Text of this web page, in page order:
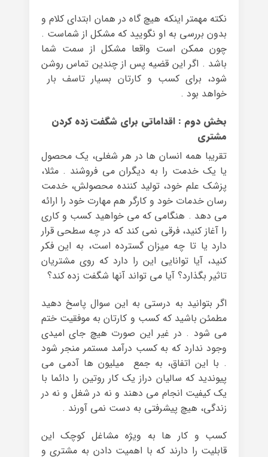
نکته مهمتر اینکه هیچ گاه در همان ابتدای کلام و
بدون بررسی به او نگویید که مشکل از شماست .
چون ممکن است واقعا مشکل از سمت شما
باشد . اگر این قضیه پس از چندین تماس روشن
شود، برای کسب و کارتان بسیار تاسف بار
خواهد بود .
بخش دوم : اقداماتی برای شگفت زده کردن
مشتری
تقریبا همه انسان ها در هر شغلی، یک محصول
یا یک خدمت را به دیگران می فروشند . مثلا،
پزشک علم خود، تولید کننده محصولش، خدمت
رسان خدمات خود و کارگر هم مهارت خود را ارائه
می دهد . هنگامی که می خواهید کسب و کاری
را آغاز کنید، فرقی نمی کند که در چه سطحی قرار
دارد یا تا چه میزان گسترده است، به این فکر
کنید، آیا توانایی این را دارد که روی مشتریان
تاثیر بگذارد؟ آیا می تواند آنها شگفت زده کند؟
اگر بتوانید به درستی به این سوال پاسخ دهید
مطمئن باشید که کسب و کارتان به موفقیت ختم
می شود . در غیر این صورت هیچ جای امیدی
وجود ندارد که به کسب درآمد مستمر منجر شود
. با این اتفاق، به جمع میلیون ها آدمی می
پیوندید که سالیان دراز یک کار روتین را دائما با
یک کیفیت انجام می دهند و نه در شغل و نه در
زندگی، هیچ پیشرفتی به دست نمی آورند .
کسب و کار ها به ویژه مشاغل کوچک این
قابلیت را دارند که با اهمیت دادن به مشتری و